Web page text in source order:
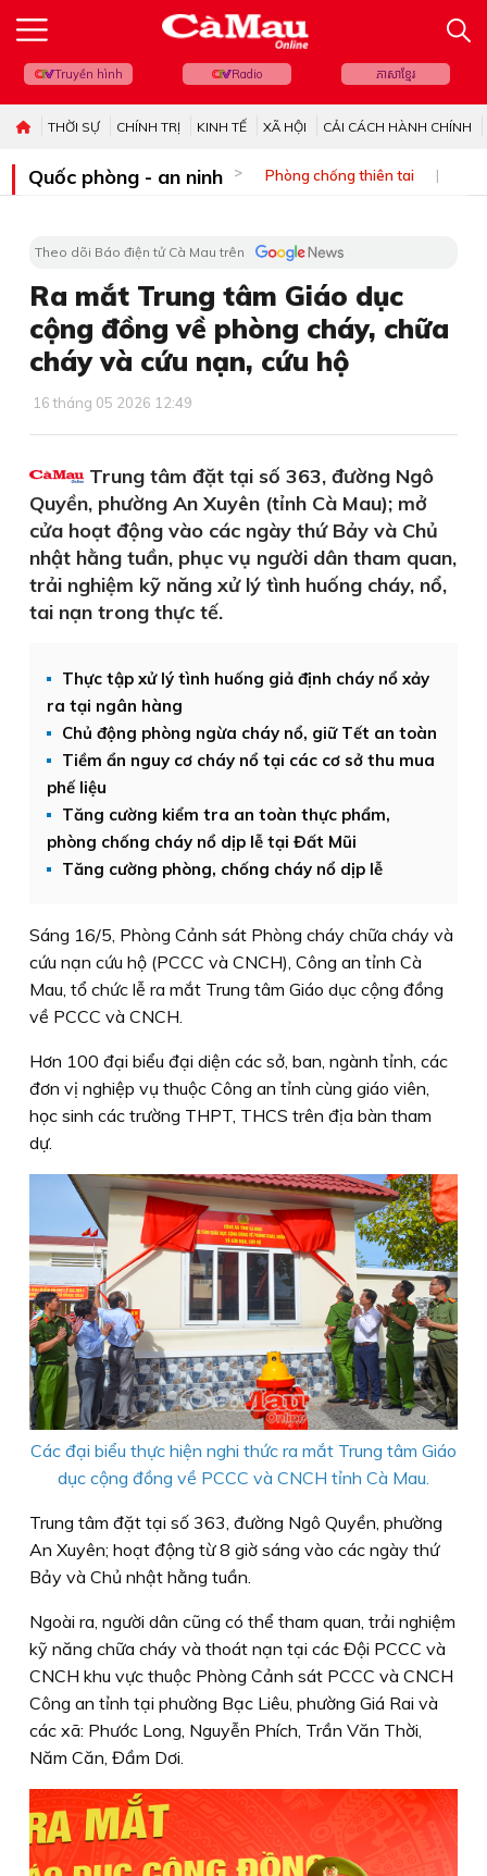
Truyền hình Radio ភាសាខ្មែរ
THỜI SỰ CHÍNH TRỊ KINH TẾ XÃ HỘI CẢI CÁCH HÀNH CHÍNH
Quốc phòng - an ninh Phòng chống thiên tai
Theo dõi Báo điện tử Cà Mau trên
Ra mắt Trung tâm Giáo dục
cộng đồng về phòng cháy, chữa
cháy và cứu nạn, cứu hộ
16 tháng 05 2026 12:49
Trung tâm đặt tại số 363, đường Ngô
Quyền, phường An Xuyên (tỉnh Cà Mau); mở
cửa hoạt động vào các ngày thứ Bảy và Chủ
nhật hằng tuần, phục vụ người dân tham quan,
trải nghiệm kỹ năng xử lý tình huống cháy, nổ,
tai nạn trong thực tế.
Thực tập xử lý tình huống giả định cháy nổ xảy
ra tại ngân hàng
Chủ động phòng ngừa cháy nổ, giữ Tết an toàn
Tiềm ẩn nguy cơ cháy nổ tại các cơ sở thu mua
phế liệu
Tăng cường kiểm tra an toàn thực phẩm,
phòng chống cháy nổ dịp lễ tại Đất Mũi
Tăng cường phòng, chống cháy nổ dịp lễ
Sáng 16/5, Phòng Cảnh sát Phòng cháy chữa cháy và
cứu nạn cứu hộ (PCCC và CNCH), Công an tỉnh Cà
Mau, tổ chức lễ ra mắt Trung tâm Giáo dục cộng đồng
về PCCC và CNCH.
Hơn 100 đại biểu đại diện các sở, ban, ngành tỉnh, các
đơn vị nghiệp vụ thuộc Công an tỉnh cùng giáo viên,
học sinh các trường THPT, THCS trên địa bàn tham
dự.
Các đại biểu thực hiện nghi thức ra mắt Trung tâm Giáo
dục cộng đồng về PCCC và CNCH tỉnh Cà Mau.
Trung tâm đặt tại số 363, đường Ngô Quyền, phường
An Xuyên; hoạt động từ 8 giờ sáng vào các ngày thứ
Bảy và Chủ nhật hằng tuần.
Ngoài ra, người dân cũng có thể tham quan, trải nghiệm
kỹ năng chữa cháy và thoát nạn tại các Đội PCCC và
CNCH khu vực thuộc Phòng Cảnh sát PCCC và CNCH
Công an tỉnh tại phường Bạc Liêu, phường Giá Rai và
các xã: Phước Long, Nguyễn Phích, Trần Văn Thời,
Năm Căn, Đầm Dơi.